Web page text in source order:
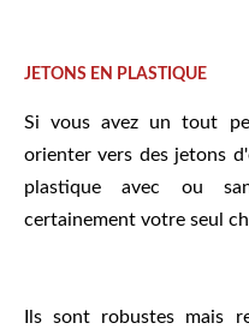
JETONS EN PLASTIQUE
Si vous avez un tout
orienter vers des jetons
plastique avec ou
certainement votre seul
Ils sont robustes mais